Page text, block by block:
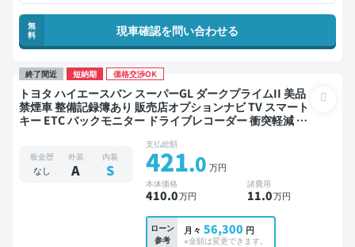
無
料
現車確認を問い合わせる
終了間近 短納期 価格交渉OK
トヨタ ハイエースバン スーパーGL ダークプライムII 美品
禁煙車 整備記録簿あり 販売店オプションナビ TV スマート
キー ETC バックモニター ドライブレコーダー 衝突軽減 両
板金歴
なし
外装
A
内装
S
支払総額
421.0 万円
本体価格
410.0万円
諸費用
11.0万円
ローン
参考
月々 56,300 円
※金額は変更できます。